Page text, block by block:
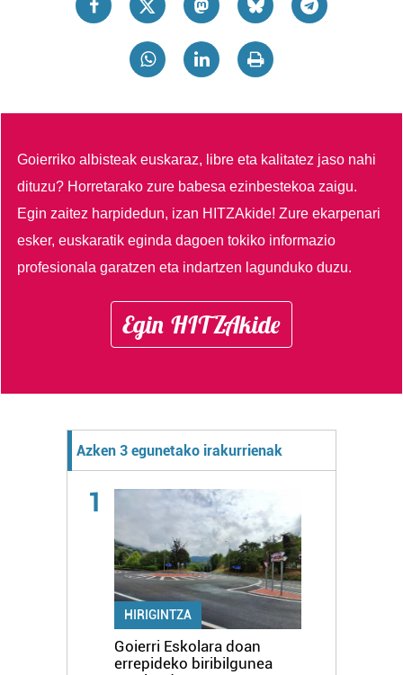
Goierriko albisteak euskaraz, libre eta kalitatez jaso nahi
dituzu? Horretarako zure babesa ezinbestekoa zaigu.
Egin zaitez harpidedun, izan HITZAkide!Zure ekarpenari
esker, euskaratik eginda dagoen tokiko informazio
profesionala garatzen eta indartzen lagunduko duzu.
Egin HITZAkide
Azken 3 egunetako irakurrienak
1
HIRIGINTZA
Goierri Eskolara doan
errepideko biribilgunea